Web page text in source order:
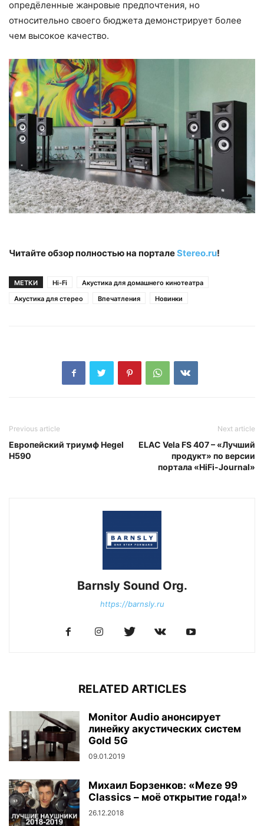
опредёленные жанровые предпочтения, но
относительно своего бюджета демонстрирует более
чем высокое качество.
Читайте обзор полностью на порталеStereo.ru!
МЕТКИ Hi-Fi
Акустика для домашнего кинотеатра
Акустика для стерео
Впечатления Новинки
Previous article
Европейский триумф Hegel
H590
Next article
ELAC Vela FS 407 – «Лучший
продукт» по версии
портала «HiFi-Journal»
Barnsly Sound Org.
https://barnsly.ru
RELATED ARTICLES
Monitor Audio анонсирует
линейку акустических систем
Gold 5G
09.01.2019
Михаил Борзенков: «Meze 99
Classics – моё открытие года!»
26.12.2018